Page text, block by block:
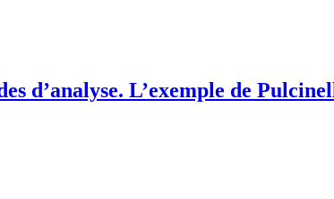
d’analyse. L’exemple de